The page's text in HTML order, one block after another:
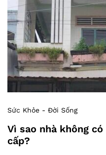
Sức Khỏe - Đời Sống
Vì sao nhà không
cấp?